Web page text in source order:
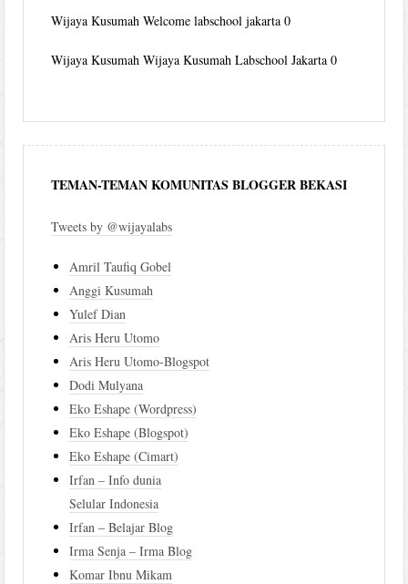
Wijaya Kusumah Welcome labschool jakarta 0
Wijaya Kusumah Wijaya Kusumah Labschool Jakarta 0
TEMAN-TEMAN KOMUNITAS BLOGGER BEKASI
Tweets by @wijayalabs
Amril Taufiq Gobel
Anggi Kusumah
Yulef Dian
Aris Heru Utomo
Aris Heru Utomo-Blogspot
Dodi Mulyana
Eko Eshape (Wordpress)
Eko Eshape (Blogspot)
Eko Eshape (Cimart)
Irfan – Info dunia
Selular Indonesia
Irfan – Belajar Blog
Irma Senja – Irma Blog
Komar Ibnu Mikam